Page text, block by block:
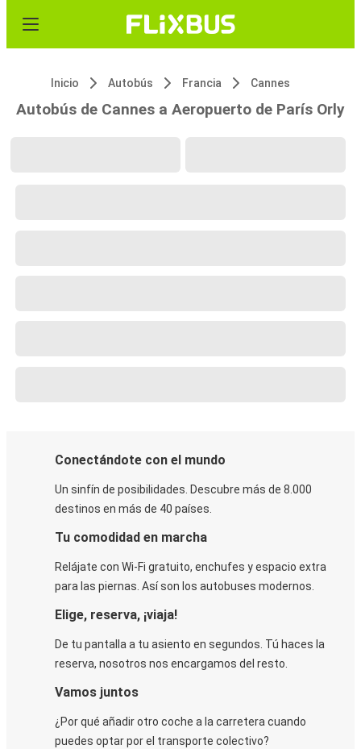
Inicio Autobús Francia Cannes
Autobús de Cannes a Aeropuerto de París Orly
Conectándote con el mundo
Un sinfín de posibilidades. Descubre más de 8.000
destinos en más de 40 países.
Tu comodidad en marcha
Relájate con Wi-Fi gratuito, enchufes y espacio extra
para las piernas. Así son los autobuses modernos.
Elige, reserva, ¡viaja!
De tu pantalla a tu asiento en segundos. Tú haces la
reserva, nosotros nos encargamos del resto.
Vamos juntos
¿Por qué añadir otro coche a la carretera cuando
puedes optar por el transporte colectivo?